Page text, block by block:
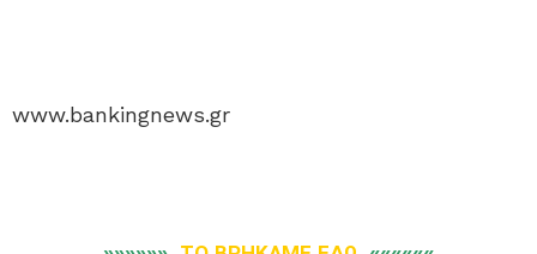
www.bankingnews.gr